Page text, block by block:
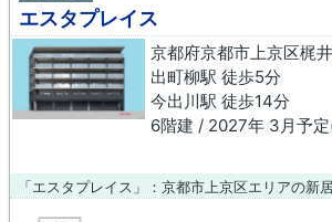
エスタプレイス
京都府京都市上京区梶
出町柳駅 徒歩5分
今出川駅 徒歩14分
6階建 / 2027年 3月予